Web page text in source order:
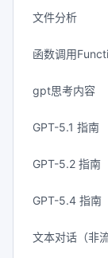
文件分析
函数调用
gpt思考内容
GPT-5.1 指南
GPT-5.2 指南
GPT-5.4 指南
文本对话（非